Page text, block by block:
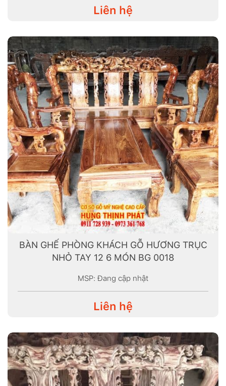
Liên hệ
BÀN GHẾ PHÒNG KHÁCH GỖ HƯƠNG TRỤC
NHỎ TAY 12 6 MÓN BG 0018
MSP: Đang cập nhật
Liên hệ